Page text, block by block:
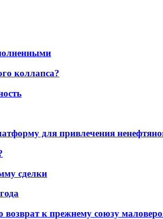
коллапса?
для привлечения
сделки
к прежнему союзу